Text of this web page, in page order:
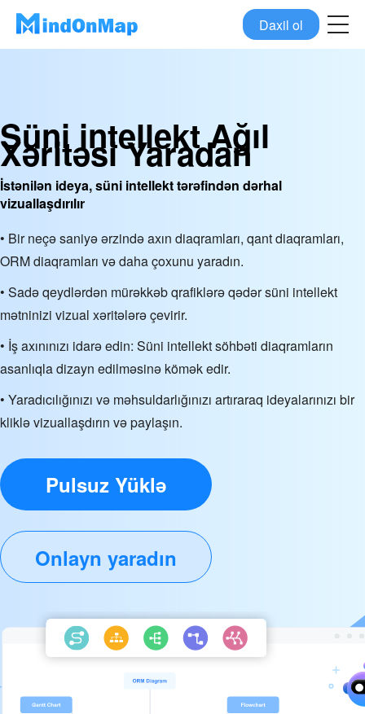
Daxil ol
Süni intellekt Ağıl
Xəritəsi Yaradan
İstənilən ideya, süni intellekt tərəfindən dərhal
vizuallaşdırılır
• Bir neçə saniyə ərzində axın diaqramları, qant diaqramları,
ORM diaqramları və daha çoxunu yaradın.
• Sadə qeydlərdən mürəkkəb qrafiklərə qədər süni intellekt
mətninizi vizual xəritələrə çevirir.
• İş axınınızı idarə edin: Süni intellekt söhbəti diaqramların
asanlıqla dizayn edilməsinə kömək edir.
• Yaradıcılığınızı və məhsuldarlığınızı artıraraq ideyalarınızı bir
kliklə vizuallaşdırın və paylaşın.
Pulsuz Yüklə
Onlayn yaradın